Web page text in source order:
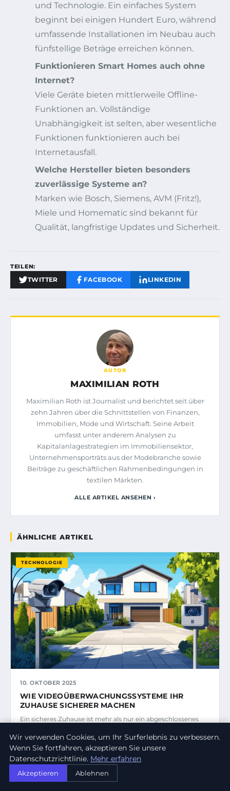
und Technologie. Ein einfaches System
beginnt bei einigen Hundert Euro, während
umfassende Installationen im Neubau auch
fünfstellige Beträge erreichen können.
Funktionieren Smart Homes auch ohne
Internet?
Viele Geräte bieten mittlerweile Offline-
Funktionen an. Vollständige
Unabhängigkeit ist selten, aber wesentliche
Funktionen funktionieren auch bei
Internetausfall.
Welche Hersteller bieten besonders
zuverlässige Systeme an?
Marken wie Bosch, Siemens, AVM (Fritz!),
Miele und Homematic sind bekannt für
Qualität, langfristige Updates und Sicherheit.
TEILEN:
TWITTER FACEBOOK LINKEDIN
AUTOR
MAXIMILIAN ROTH
Maximilian Roth ist Journalist und berichtet seit über
zehn Jahren über die Schnittstellen von Finanzen,
Immobilien, Mode und Wirtschaft. Seine Arbeit
umfasst unter anderem Analysen zu
Kapitalanlagestrategien im Immobiliensektor,
Unternehmensporträts aus der Modebranche sowie
Beiträge zu geschäftlichen Rahmenbedingungen in
textilen Märkten.
ALLE ARTIKEL ANSEHEN ›
ÄHNLICHE ARTIKEL
TECHNOLOGIE
10. OKTOBER 2025
WIE VIDEOÜBERWACHUNGSSYSTEME IHR
ZUHAUSE SICHERER MACHEN
Ein sicheres Zuhause ist mehr als nur ein abgeschlossenes
MELANIE LEHMANN
Wir verwenden Cookies, um Ihr Surferlebnis zu verbessern.
Wenn Sie fortfahren, akzeptieren Sie unsere
Datenschutzrichtlinie. Mehr erfahren
Akzeptieren Ablehnen